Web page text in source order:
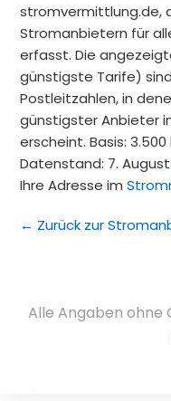
stromvermittlung.de,
Stromanbietern für
erfasst. Die
günstigste Tarife)
Postleitzahlen, in
günstigster Anbieter
erscheint. Basis:
Datenstand: 7.
Ihre Adresse im
← Zurück zur
Alle Angaben ohne